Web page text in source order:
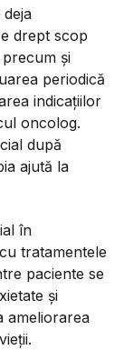
drept scop
și
periodică
indicațiilor
oncolog.
după
ajută la
în
tratamentele
paciente se
și
ameliorarea